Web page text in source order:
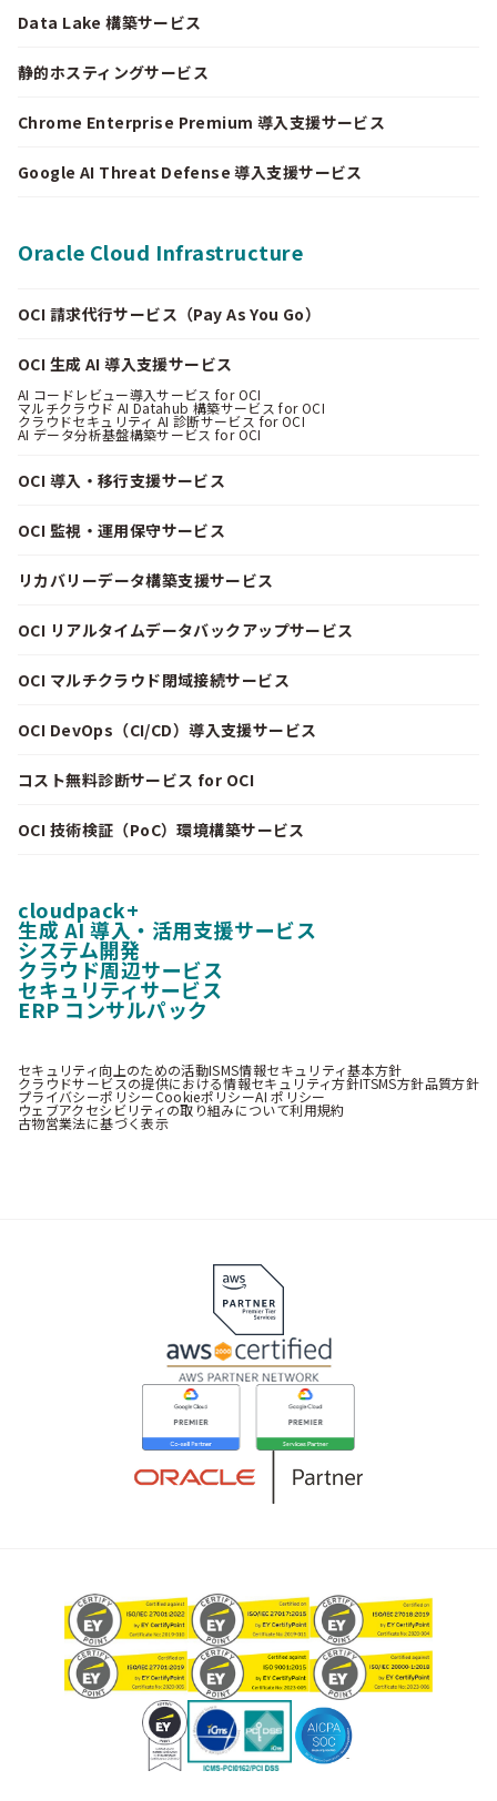
Data Lake 構築サービス
静的ホスティングサービス
Chrome Enterprise Premium 導入支援サービス
Google AI Threat Defense 導入支援サービス
Oracle Cloud Infrastructure
OCI 請求代行サービス（Pay As You Go）
OCI 生成 AI 導入支援サービス
AI コードレビュー導入サービス for OCI
マルチクラウド AI Datahub 構築サービス for OCI
クラウドセキュリティ AI 診断サービス for OCI
AI データ分析基盤構築サービス for OCI
OCI 導入・移行支援サービス
OCI 監視・運用保守サービス
リカバリーデータ構築支援サービス
OCI リアルタイムデータバックアップサービス
OCI マルチクラウド閉域接続サービス
OCI DevOps（CI/CD）導入支援サービス
コスト無料診断サービス for OCI
OCI 技術検証（PoC）環境構築サービス
cloudpack+
生成 AI 導入・活用支援サービス
システム開発
クラウド周辺サービス
セキュリティサービス
ERP コンサルパック
セキュリティ向上のための活動ISMS情報セキュリティ基本方針
クラウドサービスの提供における情報セキュリティ方針ITSMS方針品質方針
プライバシーポリシーCookieポリシーAI ポリシー
ウェブアクセシビリティの取り組みについて利用規約
古物営業法に基づく表示